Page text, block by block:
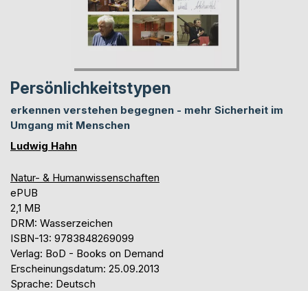
Persönlichkeitstypen
erkennen verstehen begegnen - mehr Sicherheit im
Umgang mit Menschen
Ludwig Hahn
Natur- & Humanwissenschaften
ePUB
2,1 MB
DRM: Wasserzeichen
ISBN-13: 9783848269099
Verlag: BoD - Books on Demand
Erscheinungsdatum: 25.09.2013
Sprache: Deutsch